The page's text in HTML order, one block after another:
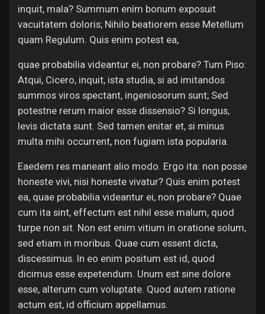
inquit, mala? Summum ením bonum exposuit
vacuitatem doloris; Nihilo beatiorem esse Metellum
quam Regulum. Quis enim potest ea,
quae probabilia videantur ei, non probare? Tum Piso:
Atqui, Cicero, inquit, ista studia, si ad imitandos
summos viros spectant, ingeniosorum sunt; Sed
potestne rerum maior esse dissensio? Si longus,
levis dictata sunt. Sed tamen enitar et, si minus
multa mihi occurrent, non fugiam ista popularia.
Eaedem res maneant alio modo. Ergo ita: non posse
honeste vivi, nisi honeste vivatur? Quis enim potest
ea, quae probabilia videantur ei, non probare? Quae
cum ita sint, effectum est nihil esse malum, quod
turpe non sit. Non est enim vitium in oratione solum,
sed etiam in moribus. Quae cum essent dicta,
discessimus. In eo enim positum est id, quod
dicimus esse expetendum. Unum est sine dolore
esse, alterum cum voluptate. Quod autem ratione
actum est, id officium appellamus.